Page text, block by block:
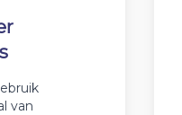
van